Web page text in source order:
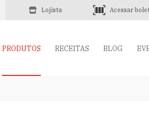
Lojista Acessar
PRODUTOS RECEITAS BLOG